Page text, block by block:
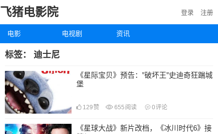
飞猪电影院
电影 电视剧 资讯
登录 注册
标签： 迪士尼
《星际宝贝》预告：”破坏王”史迪奇狂踹城
堡
129 赞 655 阅读 0评论
《星球大战》新片改档，《冰川时代6》接